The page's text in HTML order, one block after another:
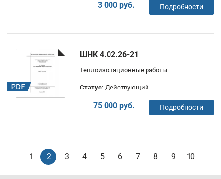
3 000 руб. Подробности
ШНК 4.02.26-21
Теплоизоляционные работы
Статус: Действующий
75 000 руб. Подробности
1 2 3 4 5 6 7 8 9 10